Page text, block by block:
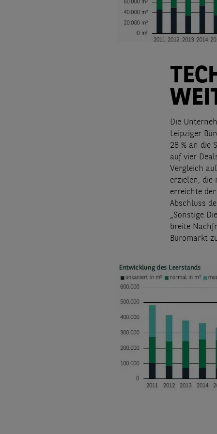
Die
Leipziger
28 % an die
auf vier
Vergleich
erzielen, die
erreichte
Abschluss
„Sonstige
breite
Büromarkt